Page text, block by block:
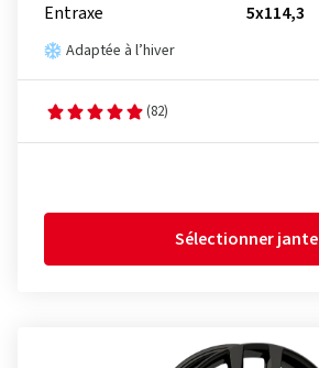
Entraxe
5x114,3
Adaptée à l’hiver
(82)
Sélectionner jante